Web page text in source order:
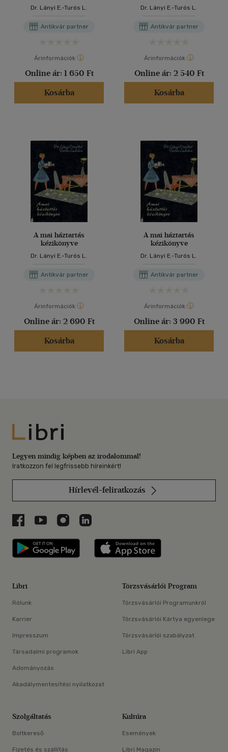
Dr. Lányi E.-Turós L.
Antikvár partner
Árinformációk
Online ár: 1 650 Ft
Kosárba
Dr. Lányi E.-Turós L.
Antikvár partner
Árinformációk
Online ár: 2 540 Ft
Kosárba
A mai háztartás
kézikönyve
Dr. Lányi E.-Turós L.
Antikvár partner
Árinformációk
Online ár: 2 690 Ft
Kosárba
A mai háztartás
kézikönyve
Dr. Lányi E.-Turós L.
Antikvár partner
Árinformációk
Online ár: 3 990 Ft
Kosárba
Libri
Legyen mindig képben az irodalommal!
Iratkozzon fel legfrissebb híreinkért!
Hírlevél-feliratkozás
Libri a Facebookon
Libri a Youtube-on
Libri az Instagramon
Libri a LinkedInen
Libri applikáció Szerezd meg: Google
Libri
Rólunk
Karrier
Impresszum
Társadalmi programok
Adományozás
Akadálymentesítési nyilatkozat
Törzsvásárlói Program
Törzsvásárlói Programunkról
Törzsvásárlói Kártya egyenlege
Törzsvásárlói szabályzat
Libri App
Szolgáltatás
Boltkereső
Fizetés és szállítás
Kultúra
Események
Libri Magazin